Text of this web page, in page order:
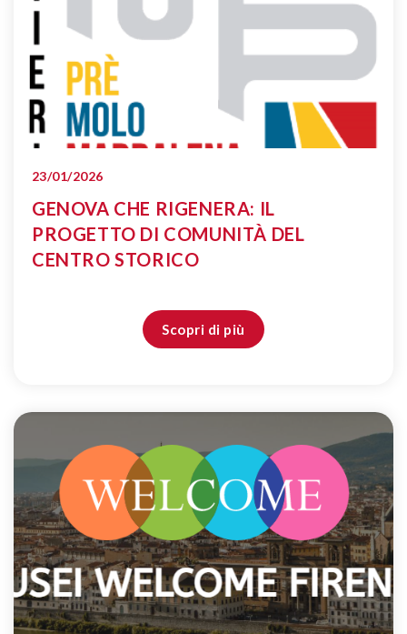
23/01/2026
GENOVA CHE RIGENERA: IL
PROGETTO DI COMUNITÀ DEL
CENTRO STORICO
Scopri di più